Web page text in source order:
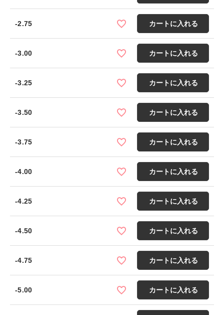
-2.75 カートに入れる
-3.00 カートに入れる
-3.25 カートに入れる
-3.50 カートに入れる
-3.75 カートに入れる
-4.00 カートに入れる
-4.25 カートに入れる
-4.50 カートに入れる
-4.75 カートに入れる
-5.00 カートに入れる